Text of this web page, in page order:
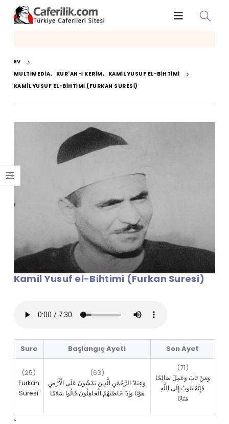
EV
MULTIMEDIA, KUR'AN-I KERIM, KAMIL YUSUF EL-BIHTIMI
KAMIL YUSUF EL-BIHTIMI (FURKAN SURESI)
Kamil Yusuf el-Bihtimi (Furkan Suresi)
Sure Başlangıç Ayeti Son Ayet
(25)
Furkan
Suresi
(63)
وَعِبَادُ الرَّحْمَٰنِ الَّذِينَ يَمْشُونَ عَلَى الْأَرْضِ
هَوْنًا وَإِذَا خَاطَبَهُمُ الْجَاهِلُونَ قَالُوا سَلَامًا
(71)
وَمَنْ تَابَ وَعَمِلَ صَالِحًا
فَإِنَّهُ يَتُوبُ إِلَى اللَّهِ
مَتَابًا
“